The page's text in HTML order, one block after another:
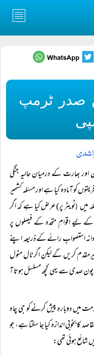
صدر ٹرمپ
بھارت کے درمیان حالیہ جنگی
کو آمادہ کیا ہے اور مسئلہ کشمیر
میں (ٹویٹر پر) عرض کیا ہے کہ اگر
اقوامِ متحدہ کے فیصلوں پر
استصوابِ رائے کے ذریعہ اپنے
کریں گے لیکن اگر ٹال مٹول
صدی سے یہی کچھ مسلسل ہوتا آ
میں دوبارہ پیش کرنے کو جی چاہ
بخوبی اندازہ کیا جا سکتا ہے، جو